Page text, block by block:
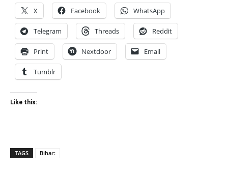
X Facebook WhatsApp
Telegram Threads Reddit
Print Nextdoor Email
Tumblr
Like this:
TAGS Bihar: